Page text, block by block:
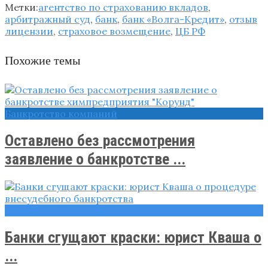
Метки:агентство по страхованию вкладов,
арбитражный суд, банк, банк «Волга-Кредит», отзыв
лицензии, страховое возмещение, ЦБ РФ
Похожие темы
Банкротство компаний
Оставлено без рассмотрения
заявление о банкротстве ...
Банки сгущают краски: юрист Кваша о
...